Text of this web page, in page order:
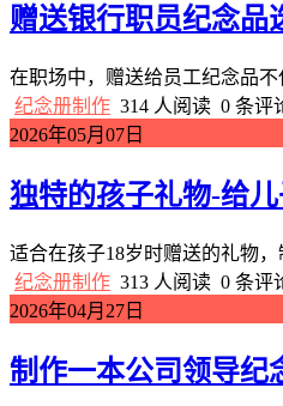
赠送银行职员纪念品
在职场中，赠送给员工纪念品
纪念册制作 314 人阅读 0 条评
2026年05月07日
独特的孩子礼物-给
适合在孩子18岁时赠送的礼物
纪念册制作 313 人阅读 0 条评
2026年04月27日
制作一本公司领导纪